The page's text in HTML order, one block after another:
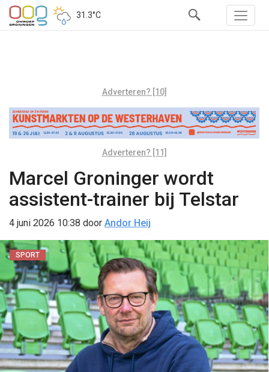
31.3°C
Adverteren? [10]
Adverteren? [11]
Marcel Groninger wordt
assistent-trainer bij Telstar
4 juni 2026 10:38 door Andor Heij
SPORT